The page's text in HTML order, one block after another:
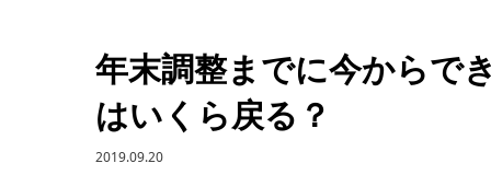
年末調整までに今からで
はいくら戻る？
2019.09.20